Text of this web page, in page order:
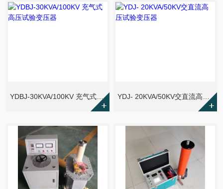
YDBJ-30KVA/100KV 充气式高压试验变压器 YDJ- 20KVA/50KV交直流高压试验变压器